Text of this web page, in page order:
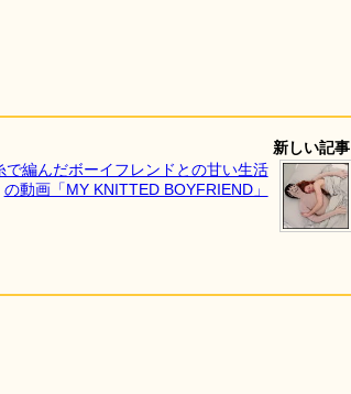
新しい記事
で編んだボーイフレンドとの甘い生活
の動画「MY KNITTED BOYFRIEND」